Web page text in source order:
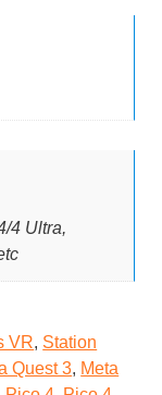
4 Ultra,
VR, Station
Quest 3, Meta